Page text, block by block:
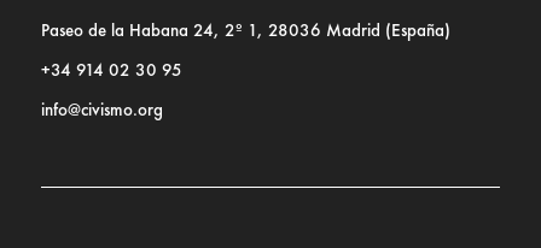
Paseo de la Habana 24, 2º 1, 28036 Madrid (España)
+34 914 02 30 95
info@civismo.org